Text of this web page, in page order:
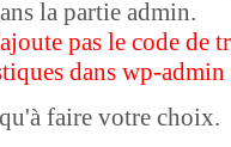
la partie admin.
pas le code de
dans wp-admin
faire votre choix.